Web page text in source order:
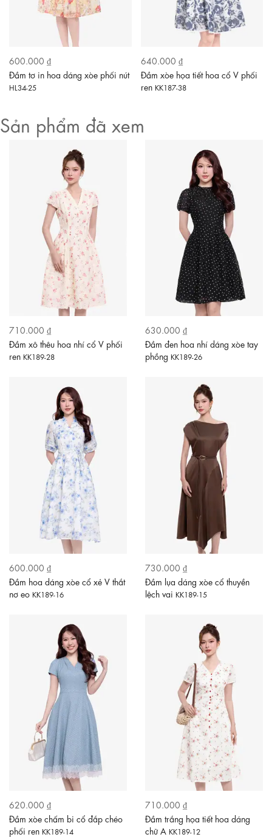
600.000 ₫
Đầm tơ in hoa dáng xòe phối nút
HL34-25
640.000 ₫
Đầm xòe họa tiết hoa cổ V phối
ren KK187-38
Sản phẩm đã xem
710.000 ₫
Đầm xô thêu hoa nhí cổ V phối
ren KK189-28
630.000 ₫
Đầm đen hoa nhí dáng xòe tay
phồng KK189-26
600.000 ₫
Đầm hoa dáng xòe cổ xẻ V thắt
nơ eo KK189-16
730.000 ₫
Đầm lụa dáng xòe cổ thuyền
lệch vai KK189-15
620.000 ₫
Đầm xòe chấm bi cổ đắp chéo
phối ren KK189-14
710.000 ₫
Đầm trắng họa tiết hoa dáng
chữ A KK189-12